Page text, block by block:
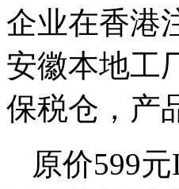
企业在香港
安徽本地工
保税仓，产
原价599